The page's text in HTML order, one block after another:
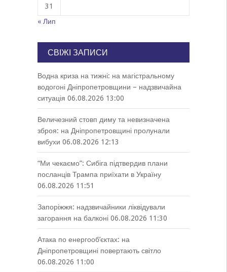
31
« Лип
СВІЖІ ЗАПИСИ
Водна криза на тижні: на магістральному
водогоні Дніпропетровщини – надзвичайна
ситуація 06.08.2026 13:00
Величезний стовп диму та невизначена
зброя: на Дніпропетровщині пролунали
вибухи 06.08.2026 12:13
“Ми чекаємо”: Сибіга підтвердив плани
посланців Трампа приїхати в Україну
06.08.2026 11:51
Запоріжжя: надзвичайники ліквідували
загорання на балконі 06.08.2026 11:30
Атака по енергооб’єктах: на
Дніпропетровщині повертають світло
06.08.2026 11:00